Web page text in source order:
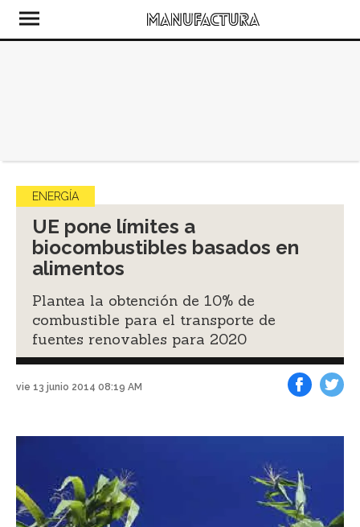
ENERGÍA
UE pone límites a
biocombustibles basados en
alimentos
Plantea la obtención de 10% de
combustible para el transporte de
fuentes renovables para 2020
vie 13 junio 2014 08:19 AM